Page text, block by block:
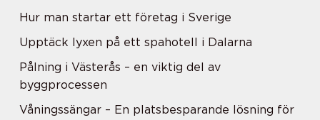
Hur man startar ett företag i Sverige
Upptäck lyxen på ett spahotell i Dalarna
Pålning i Västerås – en viktig del av
byggprocessen
Våningssängar – En platsbesparande lösning för